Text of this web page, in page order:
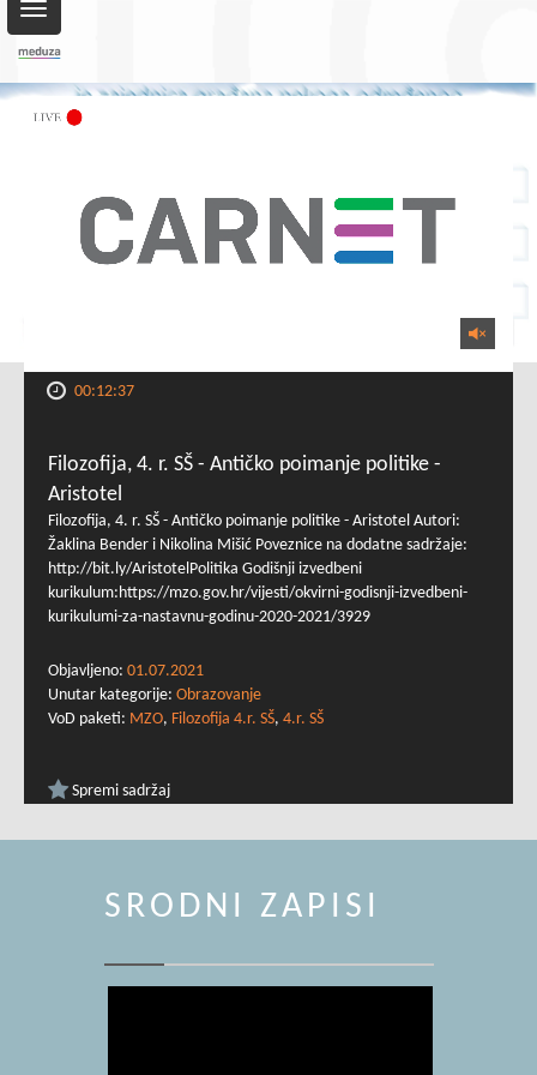
Toggle
navigation
00:12:37
Filozofija, 4. r. SŠ - Antičko poimanje politike -
Aristotel
Filozofija, 4. r. SŠ - Antičko poimanje politike - Aristotel Autori:
Žaklina Bender i Nikolina Mišić Poveznice na dodatne sadržaje:
http://bit.ly/AristotelPolitika Godišnji izvedbeni
kurikulum:https://mzo.gov.hr/vijesti/okvirni-godisnji-izvedbeni-
kurikulumi-za-nastavnu-godinu-2020-2021/3929
Objavljeno: 01.07.2021
Unutar kategorije: Obrazovanje
VoD paketi: MZO, Filozofija 4.r. SŠ, 4.r. SŠ
Spremi sadržaj
SRODNI ZAPISI